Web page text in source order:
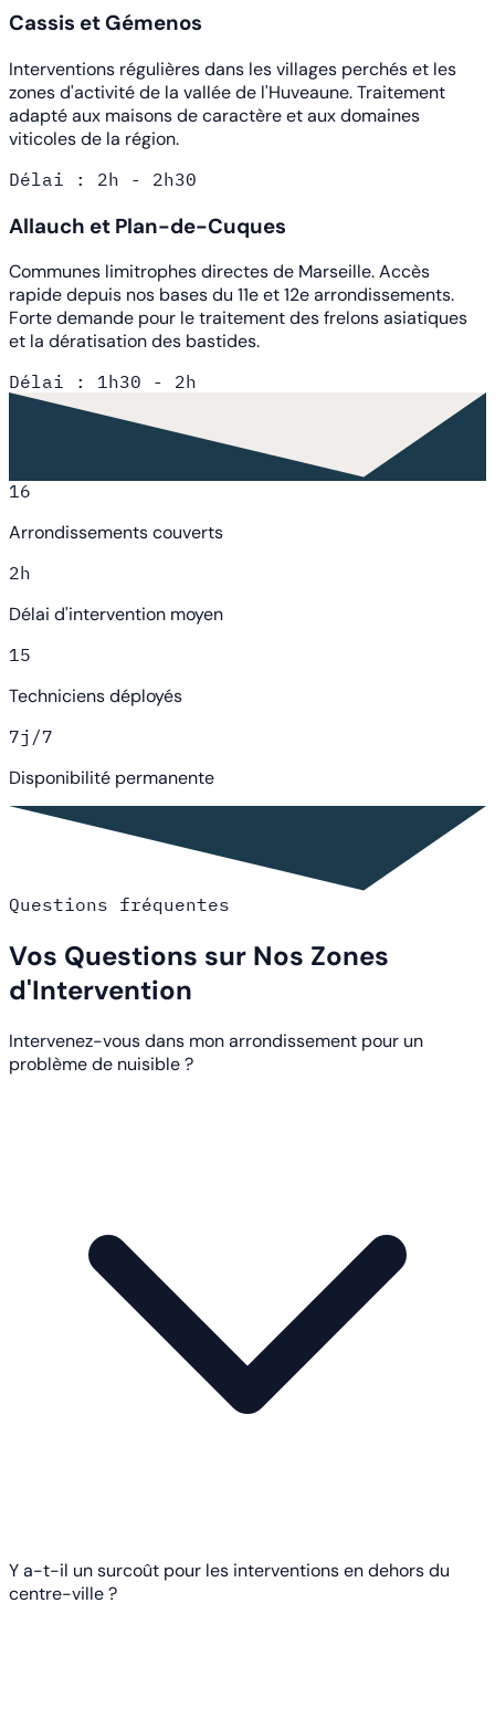
Cassis et Gémenos
Interventions régulières dans les villages perchés et les
zones d'activité de la vallée de l'Huveaune. Traitement
adapté aux maisons de caractère et aux domaines
viticoles de la région.
Délai : 2h - 2h30
Allauch et Plan-de-Cuques
Communes limitrophes directes de Marseille. Accès
rapide depuis nos bases du 11e et 12e arrondissements.
Forte demande pour le traitement des frelons asiatiques
et la dératisation des bastides.
Délai : 1h30 - 2h
16
Arrondissements couverts
2h
Délai d'intervention moyen
15
Techniciens déployés
7j/7
Disponibilité permanente
Questions fréquentes
Vos Questions sur Nos Zones
d'Intervention
Intervenez-vous dans mon arrondissement pour un
problème de nuisible ?
Y a-t-il un surcoût pour les interventions en dehors du
centre-ville ?